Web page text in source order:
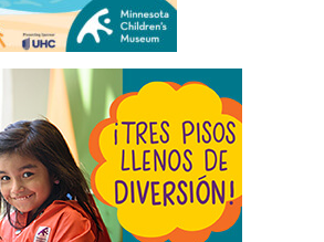
MINNEAPOLIS EXPLORA EL
METRO SURGE A TRAVÉS
August 7, 2026
MALA RACHA Y RECUPERAN